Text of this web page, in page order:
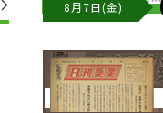
8月7日(金)